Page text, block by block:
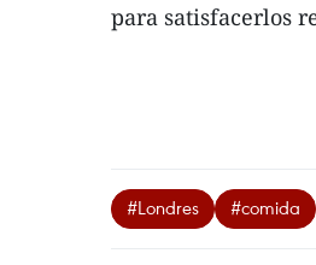
para satisfacerlos
#Londres #comida